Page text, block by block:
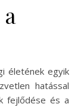
életének egyik
hatással
fejlődése és a